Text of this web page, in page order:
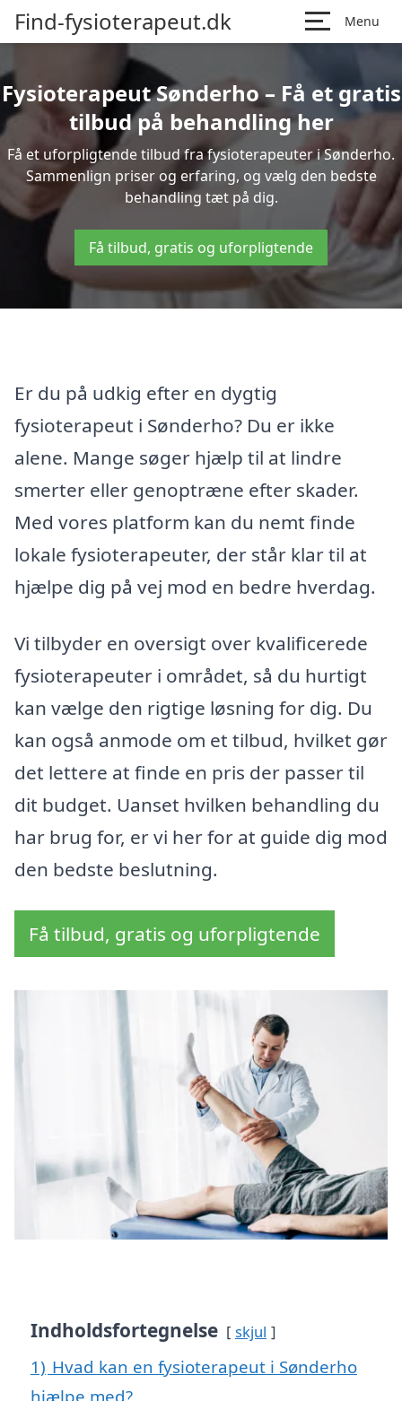
Find-fysioterapeut.dk Menu
Fysioterapeut Sønderho – Få et gratis
tilbud på behandling her
Få et uforpligtende tilbud fra fysioterapeuter i Sønderho.
Sammenlign priser og erfaring, og vælg den bedste
behandling tæt på dig.
Få tilbud, gratis og uforpligtende
Er du på udkig efter en dygtig
fysioterapeut i Sønderho? Du er ikke
alene. Mange søger hjælp til at lindre
smerter eller genoptræne efter skader.
Med vores platform kan du nemt finde
lokale fysioterapeuter, der står klar til at
hjælpe dig på vej mod en bedre hverdag.
Vi tilbyder en oversigt over kvalificerede
fysioterapeuter i området, så du hurtigt
kan vælge den rigtige løsning for dig. Du
kan også anmode om et tilbud, hvilket gør
det lettere at finde en pris der passer til
dit budget. Uanset hvilken behandling du
har brug for, er vi her for at guide dig mod
den bedste beslutning.
Få tilbud, gratis og uforpligtende
Indholdsfortegnelse skjul
1) Hvad kan en fysioterapeut i Sønderho
hjælpe med?